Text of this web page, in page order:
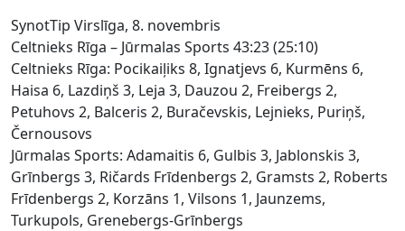
SynotTip Virslīga, 8. novembris
Celtnieks Rīga – Jūrmalas Sports 43:23 (25:10)
Celtnieks Rīga: Pocikaiļiks 8, Ignatjevs 6, Kurmēns 6,
Haisa 6, Lazdiņš 3, Leja 3, Dauzou 2, Freibergs 2,
Petuhovs 2, Balceris 2, Buračevskis, Lejnieks, Puriņš,
Černousovs
Jūrmalas Sports: Adamaitis 6, Gulbis 3, Jablonskis 3,
Grīnbergs 3, Ričards Frīdenbergs 2, Gramsts 2, Roberts
Frīdenbergs 2, Korzāns 1, Vilsons 1, Jaunzems,
Turkupols, Grenebergs-Grīnbergs